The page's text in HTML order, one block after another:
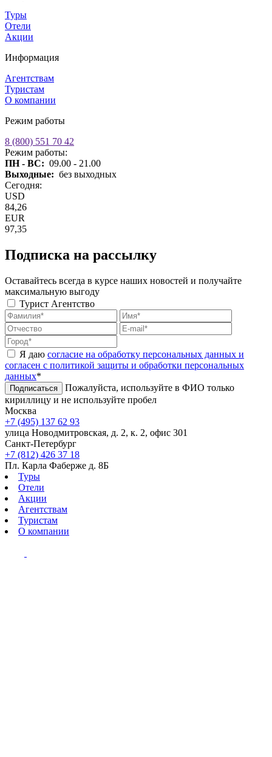
Туры
Отели
Акции
Информация
Агентствам
Туристам
О компании
Режим работы
8 (800) 551 70 42
Режим работы:
ПН - ВС: 09.00 - 21.00
Выходные: без выходных
Сегодня:
USD
84,26
EUR
97,35
Подписка на рассылку
Оставайтесь всегда в курсе наших новостей и получайте
максимальную выгоду
Турист Агентство
Я даю согласие на обработку персональных данных и
согласен с политикой защиты и обработки персональных
данных*
Подписаться
Пожалуйста, используйте в ФИО только
кириллицу и не используйте пробел
Москва
+7 (495) 137 62 93
улица Новодмитровская, д. 2, к. 2, офис 301
Санкт-Петербург
+7 (812) 426 37 18
Пл. Карла Фаберже д. 8Б
Туры
Отели
Акции
Агентствам
Туристам
О компании